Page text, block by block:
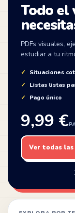
Todo el
PDFs visuales,
estudiar a tu
Situaciones
Listas listas
Pago único
9,99 €
Ver todas las